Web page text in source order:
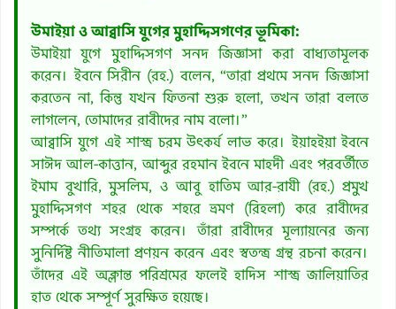
উমাইয়া ও আব্বাসি যুগের মুহাদ্দিসগণের ভূমিকা:
উমাইয়া যুগে মুহাদ্দিসগণ সনদ জিজ্ঞাসা করা বাধ্যতামূলক
করেন। ইবনে সিরীন (রহ.) বলেন, “তারা প্রথমে সনদ জিজ্ঞাসা
করতেন না, কিন্তু যখন ফিতনা শুরু হলো, তখন তারা বলতে
লাগলেন, তোমাদের রাবীদের নাম বলো।”
আব্বাসি যুগে এই শাস্ত্র চরম উৎকর্ষ লাভ করে। ইয়াহইয়া ইবনে
সাঈদ আল-কাত্তান, আব্দুর রহমান ইবনে মাহদী এবং পরবর্তীতে
ইমাম বুখারি, মুসলিম, ও আবু হাতিম আর-রাযী (রহ.) প্রমুখ
মুহাদ্দিসগণ শহর থেকে শহরে ভ্রমণ (রিহলা) করে রাবীদের
সম্পর্কে তথ্য সংগ্রহ করেন। তাঁরা রাবীদের মূল্যায়নের জন্য
সুনির্দিষ্ট নীতিমালা প্রণয়ন করেন এবং স্বতন্ত্র গ্রন্থ রচনা করেন।
তাঁদের এই অক্লান্ত পরিশ্রমের ফলেই হাদিস শাস্ত্র জালিয়াতির
হাত থেকে সম্পূর্ণ সুরক্ষিত হয়েছে।